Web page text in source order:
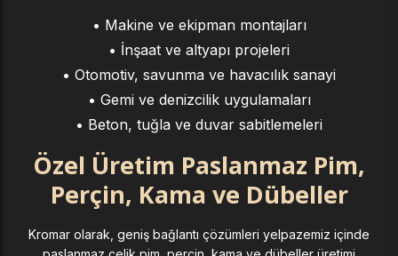
• Makine ve ekipman montajları
• İnşaat ve altyapı projeleri
• Otomotiv, savunma ve havacılık sanayi
• Gemi ve denizcilik uygulamaları
• Beton, tuğla ve duvar sabitlemeleri
Özel Üretim Paslanmaz Pim,
Perçin, Kama ve Dübeller
Kromar olarak, geniş bağlantı çözümleri yelpazemiz içinde